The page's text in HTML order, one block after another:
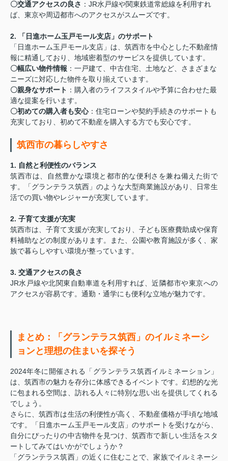
〇交通アクセスの良さ ：JR水戸線や関東鉄道常総線を利用すれ
ば、東京や周辺都市へのアクセスがスムーズです。
2. 「日進ホーム玉戸モール支店」のサポート
「日進ホーム玉戸モール支店」は、筑西市を中心とした不動産情
報に精通しており、地域密着型のサービスを提供しています。
〇幅広い物件情報 ：一戸建て、中古住宅、土地など、さまざまな
ニーズに対応した物件を取り揃えています。
〇親身なサポート ：購入者のライフスタイルや予算に合わせた最
適な提案を行います。
〇初めての購入者も安心：住宅ローンや契約手続きのサポートも
充実しており、初めて不動産を購入する方でも安心です。
筑西市の暮らしやすさ
1. 自然と利便性のバランス
筑西市は、自然豊かな環境と都市的な便利さを兼ね備えた街で
す。「グランテラス筑西」のような大型商業施設があり、日常生
活での買い物やレジャーが充実しています。
2. 子育て支援が充実
筑西市は、子育て支援が充実しており、子ども医療費助成や保育
料補助などの制度があります。また、公園や教育施設が多く、家
族で暮らしやすい環境が整っています。
3. 交通アクセスの良さ
JR水戸線や北関東自動車道を利用すれば、近隣都市や東京への
アクセスが容易です。通勤・通学にも便利な立地が魅力です。
まとめ：「グランテラス筑西」のイルミネーシ
ョンと理想の住まいを探そう
2024年冬に開催される「グランテラス筑西イルミネーション」
は、筑西市の魅力を存分に体感できるイベントです。幻想的な光
に包まれる空間は、訪れる人々に特別な思い出を提供してくれる
でしょう。
さらに、筑西市は生活の利便性が高く、不動産価格が手頃な地域
です。「日進ホーム玉戸モール支店」のサポートを受けながら、
自分にぴったりの中古物件を見つけ、筑西市で新しい生活をスタ
ートしてみてはいかがでしょうか？
「グランテラス筑西」の近くに住むことで、家族でイルミネーシ